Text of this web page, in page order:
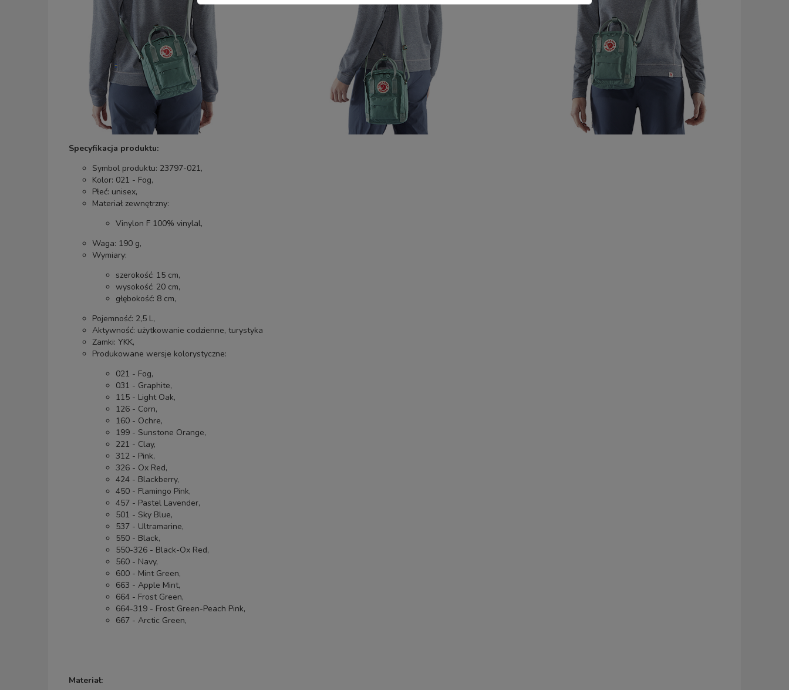
Specyfikacja produktu:
Symbol produktu: 23797-021,
Kolor: 021 - Fog,
Płeć: unisex,
Materiał zewnętrzny:
Vinylon F 100% vinylal,
Waga: 190 g,
Wymiary:
szerokość: 15 cm,
wysokość: 20 cm,
głębokość: 8 cm,
Pojemność: 2,5 L,
Aktywność: użytkowanie codzienne, turystyka
Zamki: YKK,
Produkowane wersje kolorystyczne:
021 - Fog,
031 - Graphite,
115 - Light Oak,
126 - Corn,
160 - Ochre,
199 - Sunstone Orange,
221 - Clay,
312 - Pink,
326 - Ox Red,
424 - Blackberry,
450 - Flamingo Pink,
457 - Pastel Lavender,
501 - Sky Blue,
537 - Ultramarine,
550 - Black,
550-326 - Black-Ox Red,
560 - Navy,
600 - Mint Green,
663 - Apple Mint,
664 - Frost Green,
664-319 - Frost Green-Peach Pink,
667 - Arctic Green,
Materiał: